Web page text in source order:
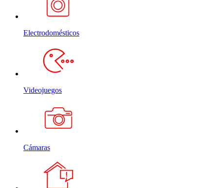
Electrodomésticos
Videojuegos
Cámaras